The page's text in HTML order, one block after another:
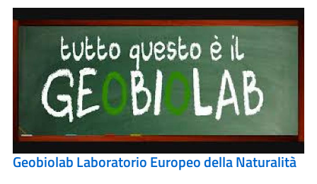
Geobiolab Laboratorio Europeo della Naturalità